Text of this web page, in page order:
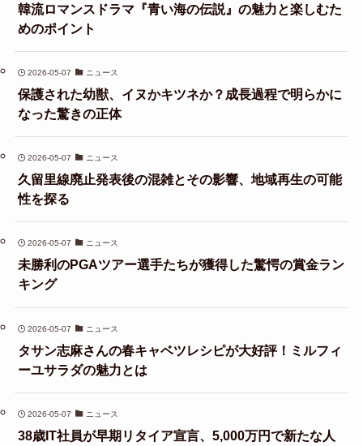
韓流ロマンスドラマ『青い海の伝説』の魅力と楽しむた
めのポイント
2026-05-07 ニュース
保護された幼獣、イヌかキツネか？成長過程で明らかに
なった驚きの正体
2026-05-07 ニュース
久留里線廃止発表後の混雑とその影響、地域再生の可能
性を探る
2026-05-07 ニュース
未勝利のPGAツアー選手たちが獲得した驚愕の賞金ラン
キング
2026-05-07 ニュース
タサン志麻さんの春キャベツレシピが大好評！ミルフィ
ーユサラダの魅力とは
2026-05-07 ニュース
38歳IT社員が早期リタイア宣言、5,000万円で新たな人